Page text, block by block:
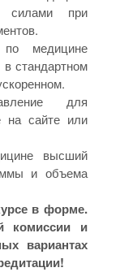
силами при
по медицине
стандартном
для
на сайте или
высший
и объема
в форме.
комиссии и
вариантах